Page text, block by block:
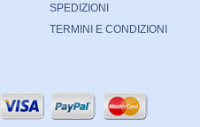
SPEDIZIONI
TERMINI E CONDIZIONI